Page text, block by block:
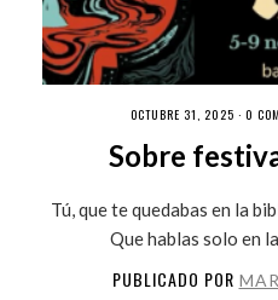
OCTUBRE 31, 2025 · 0
Sobre
Tú, que te quedabas en la
Que hablas solo en
PUBLICADO POR